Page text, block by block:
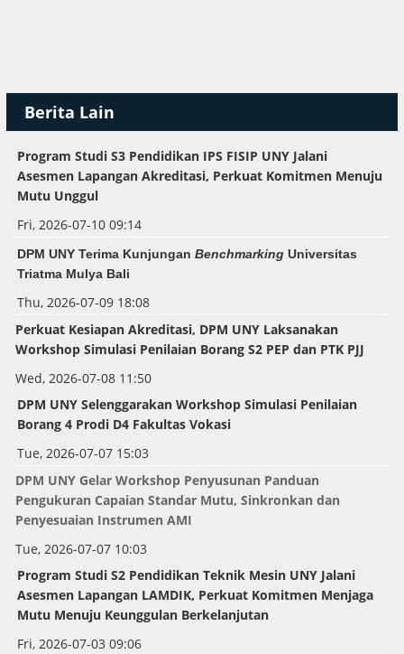
Berita Lain
Program Studi S3 Pendidikan IPS FISIP UNY Jalani
Asesmen Lapangan Akreditasi, Perkuat Komitmen Menuju
Mutu Unggul
Fri, 2026-07-10 09:14
DPM UNY Terima Kunjungan Benchmarking Universitas
Triatma Mulya Bali
Thu, 2026-07-09 18:08
Perkuat Kesiapan Akreditasi, DPM UNY Laksanakan
Workshop Simulasi Penilaian Borang S2 PEP dan PTK PJJ
Wed, 2026-07-08 11:50
DPM UNY Selenggarakan WorkshopSimulasi Penilaian
Borang 4 Prodi D4 Fakultas Vokasi
Tue, 2026-07-07 15:03
DPM UNY Gelar Workshop Penyusunan Panduan
Pengukuran Capaian Standar Mutu, Sinkronkan dan
Penyesuaian Instrumen AMI
Tue, 2026-07-07 10:03
Program Studi S2 Pendidikan Teknik Mesin UNY Jalani
Asesmen Lapangan LAMDIK, Perkuat Komitmen Menjaga
Mutu Menuju Keunggulan Berkelanjutan
Fri, 2026-07-03 09:06